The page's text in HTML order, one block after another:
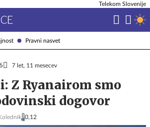
Pravni nasvet
Telekom Slovenije
7 let, 11 mesecev
Z Ryanairom smo
dogovor
0,12